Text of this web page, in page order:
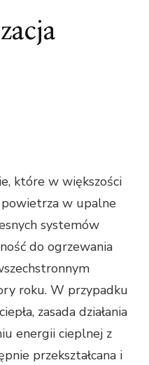
które w większości
powietrza w upalne
systemów
do ogrzewania
roku. W przypadku
zasada działania
energii cieplnej z
przekształcana i